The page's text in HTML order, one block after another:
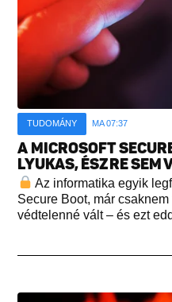
TUDOMÁNY MA 07:37
A MICROSOFT
LYUKAS, ÉSZRE SEM
Az informatika egyik
Secure Boot, már
védtelenné vált – és ezt